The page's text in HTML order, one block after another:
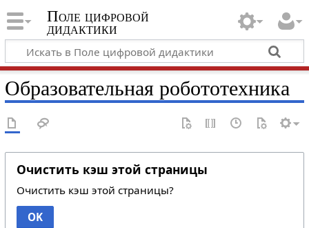
Поле цифровой
дидактики
Образовательная робототехника
Очистить кэш этой страницы
Очистить кэш этой страницы?
OK